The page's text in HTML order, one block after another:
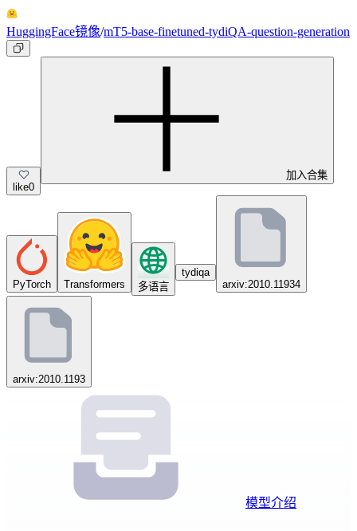
HuggingFace镜像/mT5-base-finetuned-tydiQA-question-generation
like0
加入合集
PyTorch Transformers 多语言
tydiqa
arxiv:2010.11934
arxiv:2010.1193
模型介绍